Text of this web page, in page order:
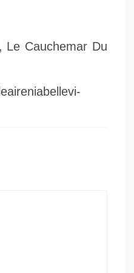
Le Cauchemar Du